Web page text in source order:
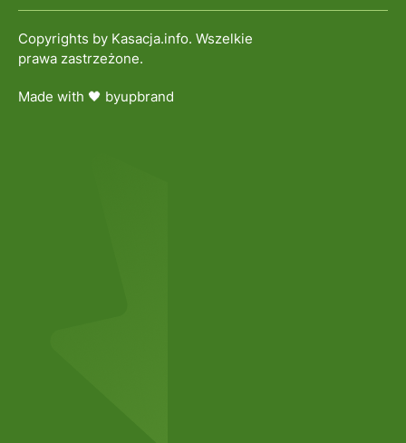
Copyrights by Kasacja.info. Wszelkie
prawa zastrzeżone.
Made with 🖤 byupbrand